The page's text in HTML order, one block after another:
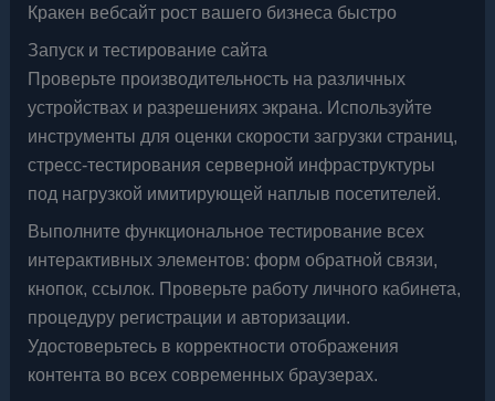
Кракен вебсайт рост вашего бизнеса быстро
Запуск и тестирование сайта
Проверьте производительность на различных
устройствах и разрешениях экрана. Используйте
инструменты для оценки скорости загрузки страниц,
стресс-тестирования серверной инфраструктуры
под нагрузкой имитирующей наплыв посетителей.
Выполните функциональное тестирование всех
интерактивных элементов: форм обратной связи,
кнопок, ссылок. Проверьте работу личного кабинета,
процедуру регистрации и авторизации.
Удостоверьтесь в корректности отображения
контента во всех современных браузерах.